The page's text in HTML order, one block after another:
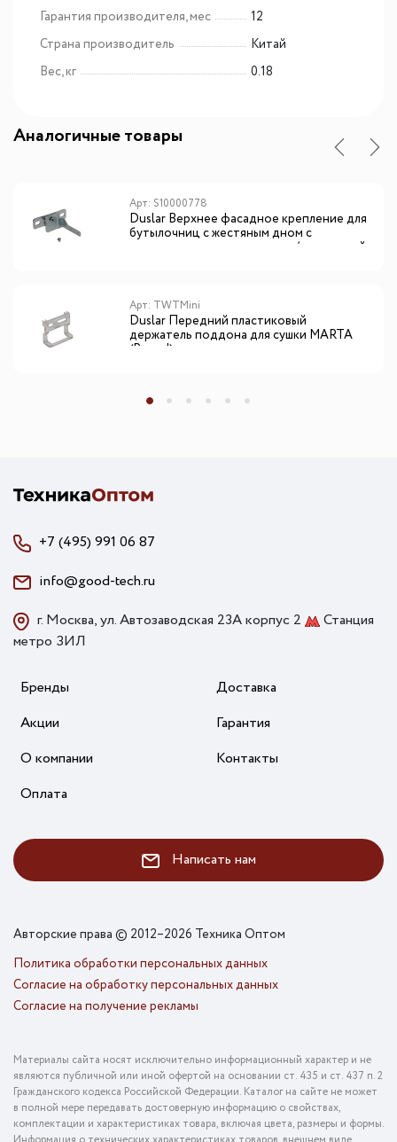
Гарантия производителя, мес
12
Страна производитель
Китай
Вес, кг
0.18
Аналогичные товары
Арт: S10000778
Duslar Верхнее фасадное крепление для
бутылочниц с жестяным дном с
держателем для полотенец / противней
Арт: TWTMini
Duslar Передний пластиковый
держатель поддона для сушки MARTA
(Round)
+7 (495) 991 06 87
info@good-tech.ru
г. Москва, ул. Автозаводская 23А корпус 2
Станция
метро ЗИЛ
Бренды
Акции
О компании
Оплата
Доставка
Гарантия
Контакты
Написать нам
Авторские права © 2012–2026 Техника Оптом
Политика обработки персональных данных
Согласие на обработку персональных данных
Согласие на получение рекламы
Материалы сайта носят исключительно информационный характер и не
являются публичной или иной офертой на основании ст. 435 и ст. 437 п. 2
Гражданского кодекса Российской Федерации. Каталог на сайте не может
в полной мере передавать достоверную информацию о свойствах,
комплектации и характеристиках товара, включая цвета, размеры и формы.